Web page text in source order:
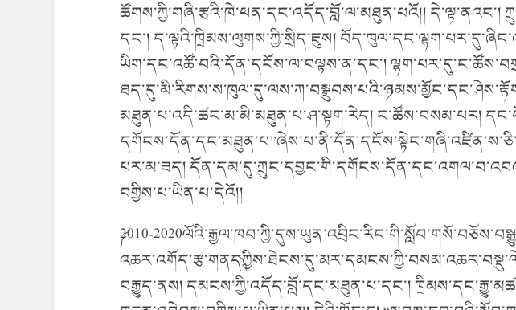
ཚོགས་ཀྱི་གཞི་རྩའི་ཁེ་ཕན་དང་འདོད་བློ་ལ་མཐུན་པའོ།། དེ་ལྟ་ནའང་།
དང་། ད་ལྟའི་ཁྲིམས་ལུགས་ཀྱི་སྲིད་ཇུས།
ཡིག་དང་འཚོ་བའི་དོན་དངོས་ལ་བལྟས་ན་དང་།
མཐུན་པ་འདི་ཚང་མ་མི་མཐུན་པ་ཤ་སྟག་རེད། ང་ཚོས་བསམ་པར།
པར་མ་ཟད།
བགྱིས་པ་ཡིན་པ་དེའོ།།
༼2010-
བརྒྱུད་ནས། དམངས་ཀྱི་འདོད་བློ་དང་མཐུན་པ་དང་།